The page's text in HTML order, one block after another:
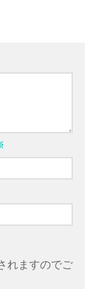
れますのでご